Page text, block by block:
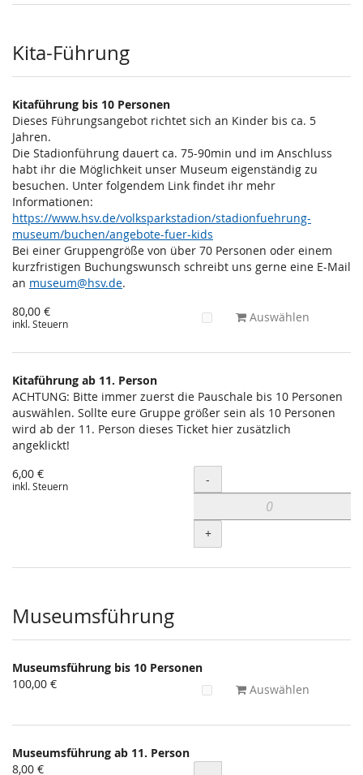
Kita-Führung
Kitaführung bis 10 Personen
Dieses Führungsangebot richtet sich an Kinder bis ca. 5
Jahren.
Die Stadionführung dauert ca. 75-90min und im Anschluss
habt ihr die Möglichkeit unser Museum eigenständig zu
besuchen. Unter folgendem Link findet ihr mehr
Informationen:
https://www.hsv.de/volksparkstadion/stadionfuehrung-
museum/buchen/angebote-fuer-kids
Bei einer Gruppengröße von über 70 Personen oder einem
kurzfristigen Buchungswunsch schreibt uns gerne eine E-Mail
an museum@hsv.de.
80,00 €
inkl. Steuern Auswählen
Kitaführung ab 11. Person
ACHTUNG: Bitte immer zuerst die Pauschale bis 10 Personen
auswählen. Sollte eure Gruppe größer sein als 10 Personen
wird ab der 11. Person dieses Ticket hier zusätzlich
angeklickt!
6,00 €
inkl. Steuern Menge
-
+
Museumsführung
Museumsführung bis 10 Personen
100,00 €
Auswählen
Museumsführung ab 11. Person
8,00 €